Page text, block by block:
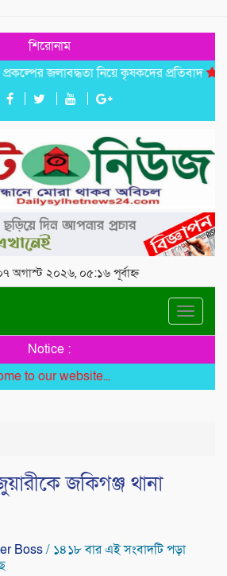
শিরোনাম
জলাবদ্ধতা নিয়ে কৃষকদের প্রতিবাদ
অগাস্ট ২০২৬, ০৫:১৬ পূর্বাহ্ন
Toggle
Notice :
website...
জকিগঞ্জ থানা
Boss/ ১৪১৮ বার এই সংবাদটি পড়া